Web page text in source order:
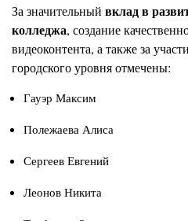
За значительный вклад в
колледжа, создание
видеоконтента, а также за
городского уровня отмечены:
Гауэр Максим
Полежаева Алиса
Сергеев Евгений
Леонов Никита